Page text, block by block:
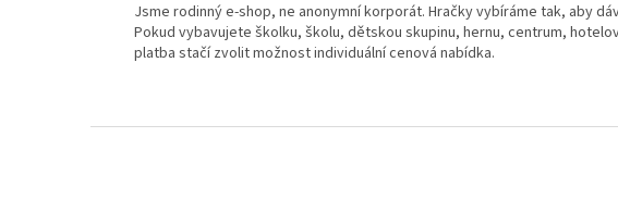
Jsme rodinný e-shop, ne anonymní korporát. Hračky vybíráme tak, aby
Pokud vybavujete školku, školu, dětskou skupinu, hernu, centrum,
platba stačí zvolit možnost individuální cenová nabídka.